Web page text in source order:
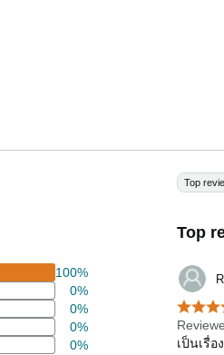
100%
0%
0%
0%
0%
Top
Top
เป็นเรื่